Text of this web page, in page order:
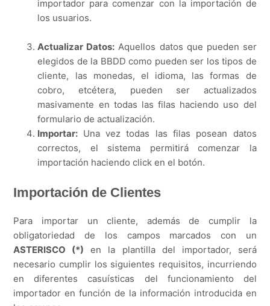
importador para comenzar con la importación de
los usuarios.
Actualizar Datos: Aquellos datos que pueden ser
elegidos de la BBDD como pueden ser los tipos de
cliente, las monedas, el idioma, las formas de
cobro, etcétera, pueden ser actualizados
masivamente en todas las filas haciendo uso del
formulario de actualización.
Importar: Una vez todas las filas posean datos
correctos, el sistema permitirá comenzar la
importación haciendo click en el botón.
Importación de Clientes
Para importar un cliente, además de cumplir la
obligatoriedad de los campos marcados con un
ASTERISCO (*) en la plantilla del importador, será
necesario cumplir los siguientes requisitos, incurriendo
en diferentes casuísticas del funcionamiento del
importador en función de la información introducida en